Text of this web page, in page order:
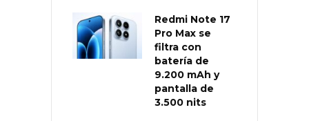
Redmi Note 17
Pro Max se
filtra con
batería de
9.200 mAh y
pantalla de
3.500 nits